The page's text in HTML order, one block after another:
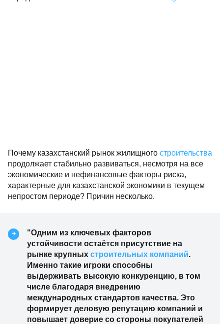
Почему казахстанский рынок жилищного строительства
продолжает стабильно развиваться, несмотря на все
экономические и нефинансовые факторы риска,
характерные для казахстанской экономики в текущем
непростом периоде? Причин несколько.
"Одним из ключевых факторов
устойчивости остаётся присутствие на
рынке крупных строительных компаний.
Именно такие игроки способны
выдерживать высокую конкуренцию, в том
числе благодаря внедрению
международных стандартов качества. Это
формирует деловую репутацию компаний и
повышает доверие со стороны покупателей